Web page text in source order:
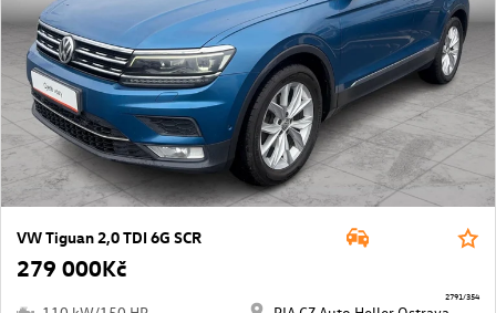
VW Tiguan 2,0 TDI 6G SCR
279 000Kč
2791/354